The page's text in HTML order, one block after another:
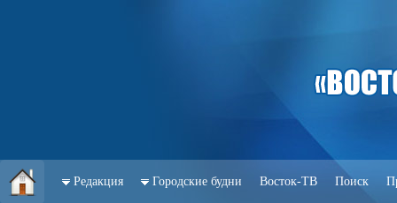
Редакция Городские будни Восток-ТВ Поиск